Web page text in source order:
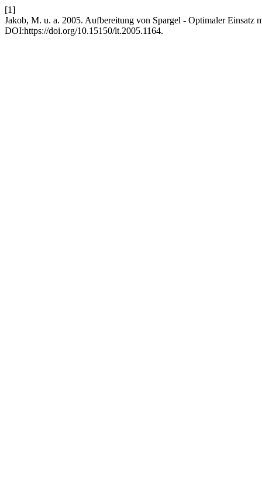
[1]
Jakob, M. u. a. 2005. Aufbereitung von Spargel - Optimaler Einsatz
DOI:https://doi.org/10.15150/lt.2005.1164.